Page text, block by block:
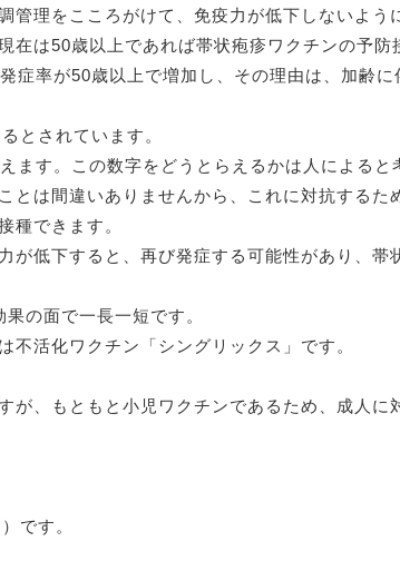
管理をこころがけて、免疫力が低下しないよう
在は50歳以上であれば帯状疱疹ワクチンの予防
症率が50歳以上で増加し、その理由は、加齢
とされています。
ます。この数字をどうとらえるかは人によると
とは間違いありませんから、これに対抗するた
種できます。
が低下すると、再び発症する可能性があり、帯
の面で一長一短です。
不活化ワクチン「シングリックス」です。
が、もともと小児ワクチンであるため、成人
です。